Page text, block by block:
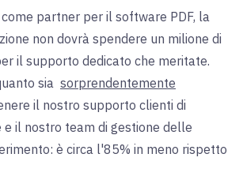
partner per il software PDF, la
non dovrà spendere un milione di
il supporto dedicato che meritate.
sia sorprendentemente
il nostro supporto clienti di
il nostro team di gestione delle
è circa l'85% in meno rispetto